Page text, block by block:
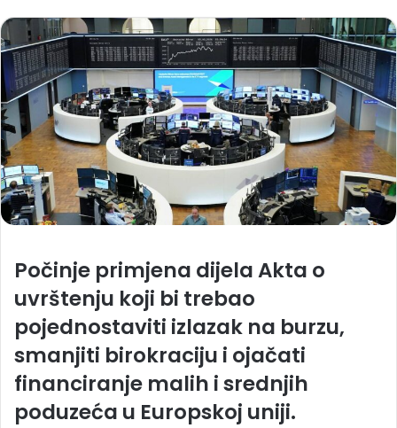
Počinje primjena dijela Akta o
uvrštenju koji bi trebao
pojednostaviti izlazak na burzu,
smanjiti birokraciju i ojačati
financiranje malih i srednjih
poduzeća u Europskoj uniji.